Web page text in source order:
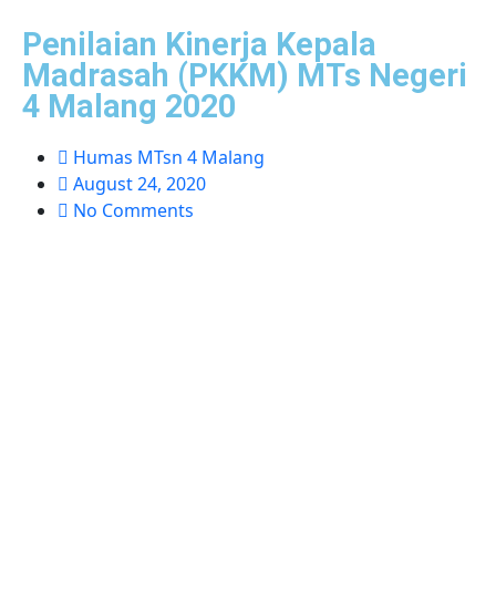
Penilaian Kinerja Kepala
Madrasah (PKKM) MTs Negeri
4 Malang 2020
Humas MTsn 4 Malang
August 24, 2020
No Comments